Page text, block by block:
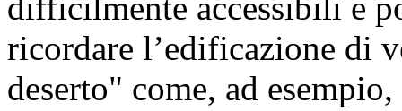
ricordare l’edificazione di
deserto" come, ad